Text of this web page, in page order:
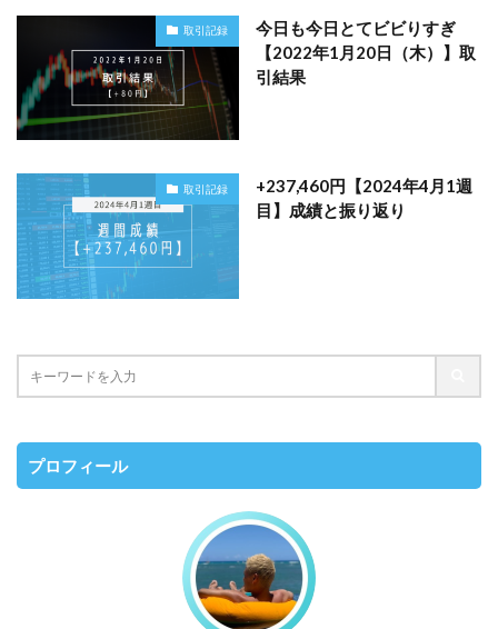
取引記録
今日も今日とてビビりすぎ
【2022年1月20日（木）】取
引結果
取引記録
+237,460円【2024年4月1週
目】成績と振り返り
プロフィール